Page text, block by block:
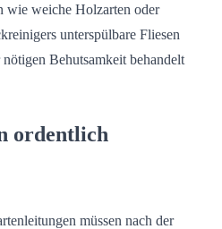
wie weiche Holzarten oder
unterspülbare Fliesen
Behutsamkeit behandelt
ordentlich
müssen nach der